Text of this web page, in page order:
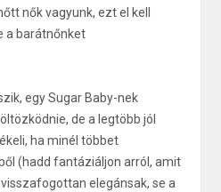
nők vagyunk, ezt el kell
a barátnőnket
egy Sugar Baby-nek
de a legtöbb jól
ha minél többet
(hadd fantáziáljon arról, amit
elegánsak, se a